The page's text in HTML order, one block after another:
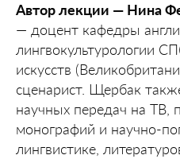
Автор лекции — Нина
— доцент кафедры
лингвокультурологии
искусств
сценарист. Щербак
научных передач на ТВ,
монографий и научно-
лингвистике,